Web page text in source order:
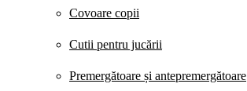
Covoare copii
Cutii pentru jucării
Premergătoare și antepremergătoare